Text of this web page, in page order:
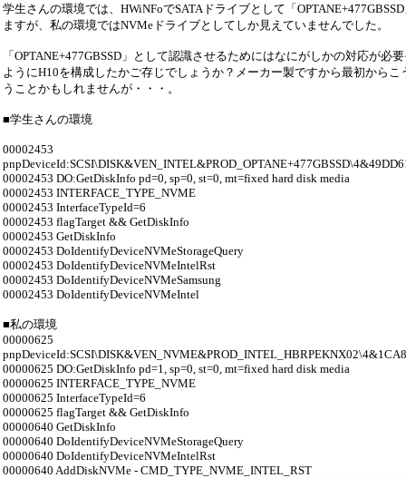
学生さんの環境では、HWiNFoでSATAドライブとして「
ますが、私の環境ではNVMeドライブとしてしか見えていませんでした。
「OPTANE+477GBSSD」として認識させるためにはなにがしかの対応が必
ようにH10を構成したかご存じでしょうか？メーカー製ですから最初からこ
うことかもしれませんが・・・。
■学生さんの環境
00002453
00002453 DO:GetDiskInfo pd=0, sp=0, st=0, mt=fixed hard disk media
00002453 INTERFACE_TYPE_NVME
00002453 InterfaceTypeId=6
00002453 flagTarget && GetDiskInfo
00002453 GetDiskInfo
00002453 DoIdentifyDeviceNVMeStorageQuery
00002453 DoIdentifyDeviceNVMeIntelRst
00002453 DoIdentifyDeviceNVMeSamsung
00002453 DoIdentifyDeviceNVMeIntel
■私の環境
00000625
00000625 DO:GetDiskInfo pd=1, sp=0, st=0, mt=fixed hard disk media
00000625 INTERFACE_TYPE_NVME
00000625 InterfaceTypeId=6
00000625 flagTarget && GetDiskInfo
00000640 GetDiskInfo
00000640 DoIdentifyDeviceNVMeStorageQuery
00000640 DoIdentifyDeviceNVMeIntelRst
00000640 AddDiskNVMe - CMD_TYPE_NVME_INTEL_RST